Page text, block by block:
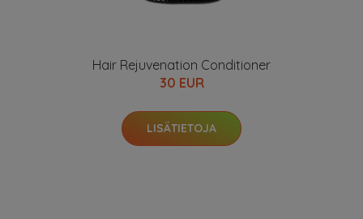
Hair Rejuvenation Conditioner
30 EUR
LISÄTIETOJA